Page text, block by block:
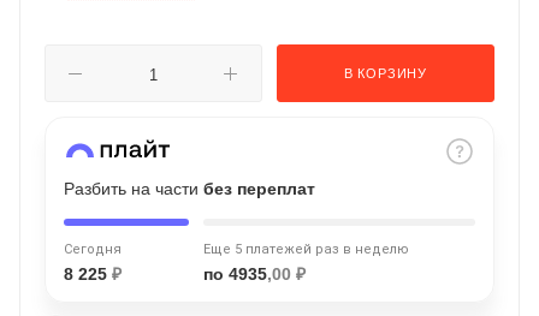
В КОРЗИНУ
Разбить на части без переплат
Сегодня
8 225 ₽
Еще 5 платежей раз в неделю
по 4935,00 ₽